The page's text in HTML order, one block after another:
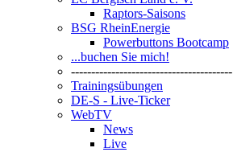
Raptors-Saisons
BSG RheinEnergie
Powerbuttons Bootcamp
...buchen Sie mich!
----------------------------------------
Trainingsübungen
DE-S - Live-Ticker
WebTV
News
Live